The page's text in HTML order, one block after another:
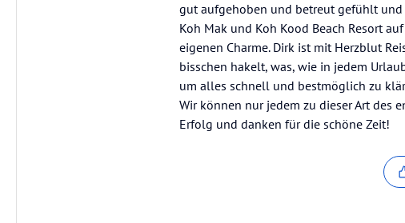
gut aufgehoben und betreut gefühlt und
Koh Mak und Koh Kood Beach Resort
eigenen Charme. Dirk ist mit Herzblut
bisschen hakelt, was, wie in jedem
um alles schnell und bestmöglich zu
Wir können nur jedem zu dieser Art des
Erfolg und danken für die schöne Zeit!